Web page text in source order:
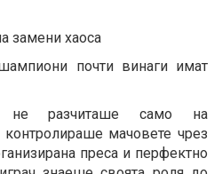
замени хаоса
почти винаги имат
разчиташе само на
мачовете чрез
преса и перфектно